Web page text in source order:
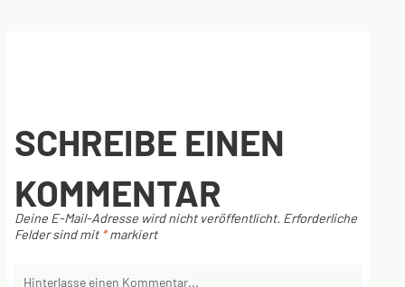
SCHREIBE EINEN
KOMMENTAR
Deine E-Mail-Adresse wird nicht veröffentlicht. Erforderliche
Felder sind mit *markiert